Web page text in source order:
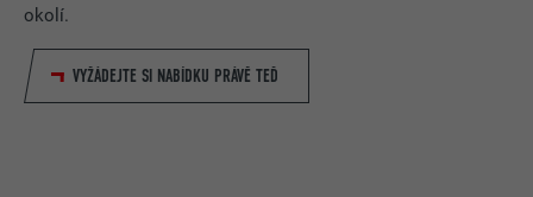
okolí.
VYŽÁDEJTE SI NABÍDKU PRÁVĚ TEĎ